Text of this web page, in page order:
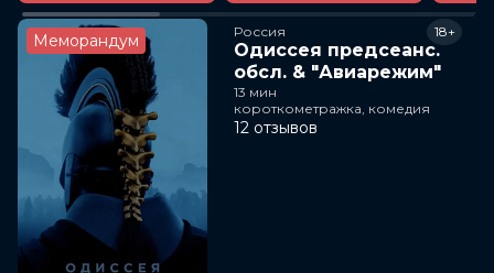
Меморандум Россия
Одиссея предсеанс.
обсл. & "Авиарежим"
18+
13 мин
короткометражка, комедия
12 отзывов